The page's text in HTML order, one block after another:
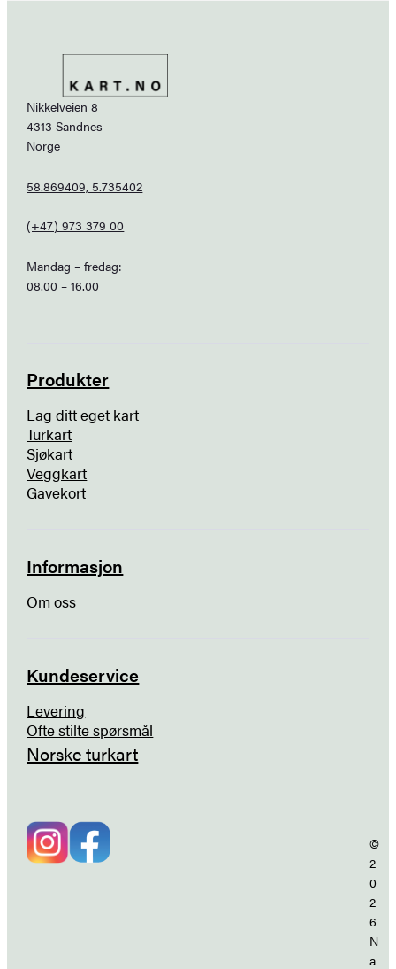
Nikkelveien 8
4313 Sandnes
Norge
58.869409, 5.735402
(+47) 973 379 00
Mandag – fredag:
08.00 – 16.00
Produkter
Lag ditt eget kart
Turkart
Sjøkart
Veggkart
Gavekort
Informasjon
Om oss
Kundeservice
Levering
Ofte stilte spørsmål
Norske turkart
©
2
0
2
6
N
a